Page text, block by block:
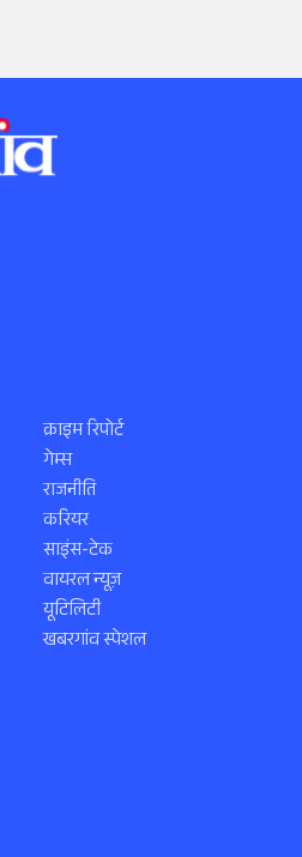
क्राइम रिपोर्ट
गेम्स
राजनीति
करियर
साइंस-टेक
वायरल न्यूज़
यूटिलिटी
खबरगांव स्पेशल